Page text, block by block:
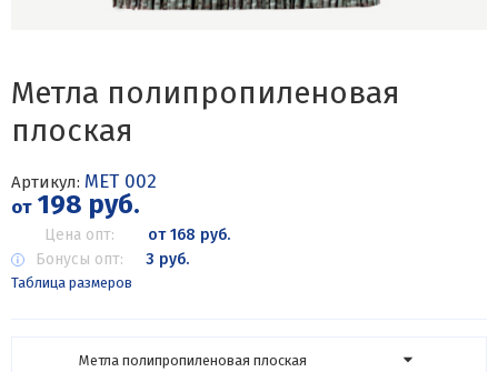
Метла полипропиленовая
плоская
Артикул: МЕТ 002
от198 руб.
Цена опт:
от 168 руб.
Бонусы опт:
3 руб.
Таблица размеров
Метла полипропиленовая плоская